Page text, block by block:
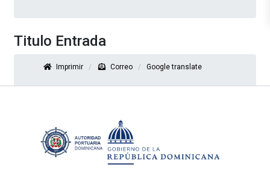
Titulo Entrada
Imprimir Correo Google translate